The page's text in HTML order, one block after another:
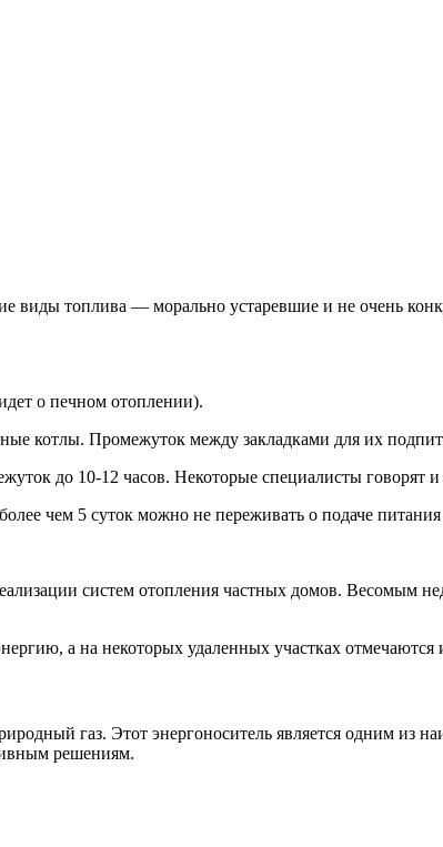
виды топлива — морально устаревшие и не очень
о печном отоплении).
котлы. Промежуток между закладками для их
до 10-12 часов. Некоторые специалисты говорят
чем 5 суток можно не переживать о подаче питания
систем отопления частных домов. Весомым
а на некоторых удаленных участках отмечаются
газ. Этот энергоноситель является одним из
решениям.